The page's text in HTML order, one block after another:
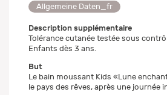
Allgemeine Daten_fr
Description supplémentaire
Tolérance cutanée testée sous
Enfants dès 3 ans.
But
Le bain moussant Kids «Lune
le pays des rêves, après une journée